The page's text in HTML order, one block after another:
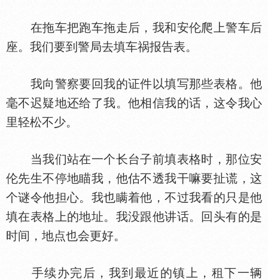
在拖车把跑车拖走后，我和安伦爬上警车后
座。我们要到警局去填车祸报告表。
我向警察要回我的证件以填写那些表格。他
毫不迟疑地还给了我。他相信我的话，这令我心
里轻松不少。
当我们站在一个长台子前填表格时，那位安
伦先生不停地瞄我，他估不透我干嘛要扯谎，这
个谜令他担心。我也瞒着他，不过我看的只是他
填在表格上的地址。我没跟他讲话。回头有的是
时间，地点也会更好。
手续办完后，我到最近的镇上，租下一辆